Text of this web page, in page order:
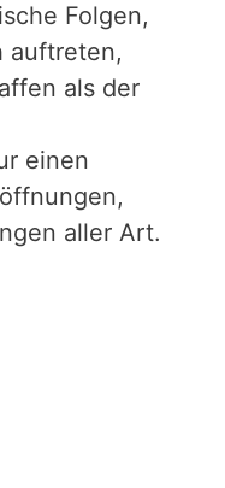
Folgen,
auftreten,
als der
einen
aller Art.